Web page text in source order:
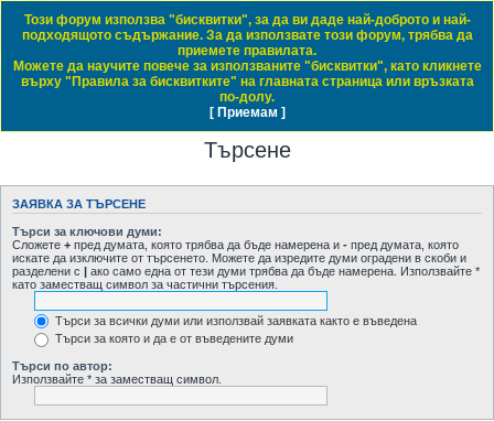
Daewoo & Chevrolet Club Bulgaria
ЧЗВ Правила на форума Влез
Регистрация
Начало форум
Виж активните теми
Търсене
ЗАЯВКА ЗА ТЪРСЕНЕ
Търси за ключови думи:
Сложете + пред думата, която трябва да бъде намерена и - пред думата, която
искате да изключите от търсенето. Можете да изредите думи оградени в скоби и
разделени с | ако само една от тези думи трябва да бъде намерена. Използвайте *
като заместващ символ за частични търсения.
Търси за всички думи или използвай заявката както е въведена
Търси за която и да е от въведените думи
Търси по автор:
Използвайте * за заместващ символ.
Този форум използва "бисквитки", за да ви даде най-доброто и най-
подходящото съдържание. За да използвате този форум, трябва да
приемете правилата.
Можете да научите повече за използваните "бисквитки", като кликнете
върху "Правила за бисквитките" на главната страница или връзката
по-долу.
[ Приемам ]